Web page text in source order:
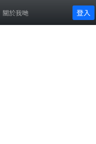
關於我哋 登入